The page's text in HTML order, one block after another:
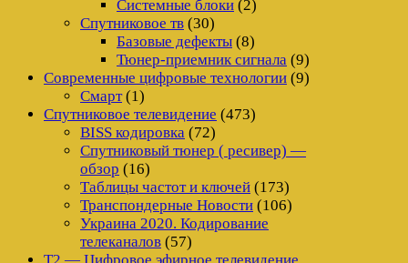
Системные блоки (2)
Спутниковое тв (30)
Базовые дефекты (8)
Тюнер-приемник сигнала (9)
Современные цифровые технологии (9)
Смарт(1)
Спутниковое телевидение (473)
BISS кодировка (72)
Спутниковый тюнер ( ресивер) —
обзор (16)
Таблицы частот и ключей (173)
Транспондерные Новости (106)
Украина 2020. Кодирование
телеканалов (57)